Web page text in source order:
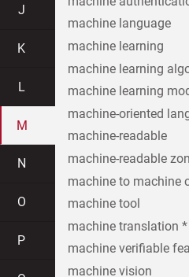
J
K
L
M
N
O
P
machine language
machine learning
machine learning
machine learning
machine-oriented
machine-readable
machine-readable
machine tool
machine translation *
machine verifiable
machine vision